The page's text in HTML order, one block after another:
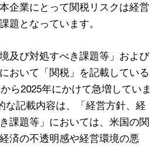
企業にとって関税リスクは経営
題となっています。
及び対処すべき課題等」および
おいて「関税」を記載している
ら2025年にかけて急増していま
な記載内容は、「経営方針、経
課題等」においては、米国の関
済の不透明感や経営環境の悪